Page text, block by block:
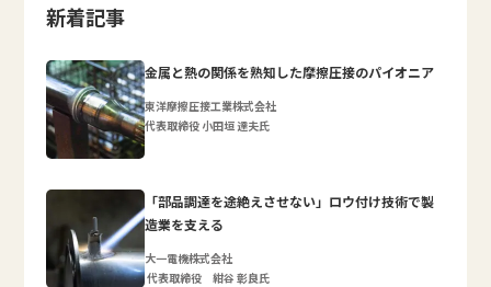
新着記事
金属と熱の関係を熟知した摩擦圧接のパイオニア
東洋摩擦圧接工業株式会社
代表取締役 小田垣 達夫氏
「部品調達を途絶えさせない」ロウ付け技術で製
造業を支える
大一電機株式会社
代表取締役 紺谷 彰良氏